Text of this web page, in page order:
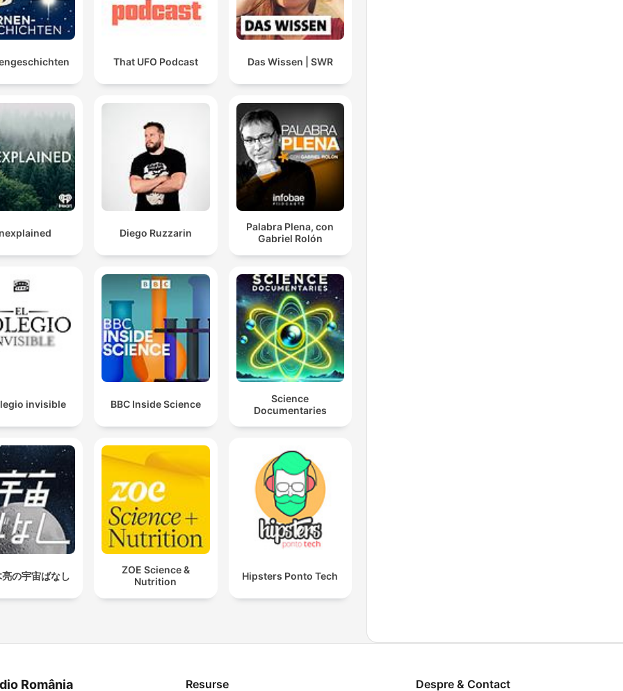
That UFO Podcast Das Wissen | SWR
Diego Ruzzarin
Palabra Plena, con
Gabriel Rolón
invisible BBC Inside Science
Science
Documentaries
の宇宙ばなし
ZOE Science &
Nutrition
Hipsters Ponto Tech
România Resurse Despre & Contact